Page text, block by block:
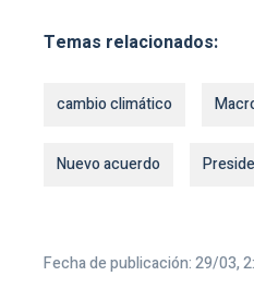
Temas relacionados:
cambio climático
Nuevo acuerdo
Fecha de publicación: 29/03,